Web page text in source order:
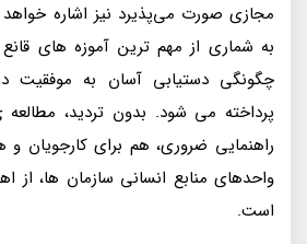
مجازى صورت مى‌پذيرد نیز اشاره
به شمارى از مهم ترين آموزه‌ هاى
چگونگى دستيابى آسان به موفقيت
پرداخته مى‌ شود. بدون ترديد،
راهنمايى ضرورى، هم براى كارجويان
واحدهاى منابع انسانى سازمان‌ ها، از
است.